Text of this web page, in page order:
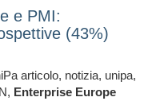
e PMI:
(43%)
articolo, notizia, unipa,
Enterprise Europe